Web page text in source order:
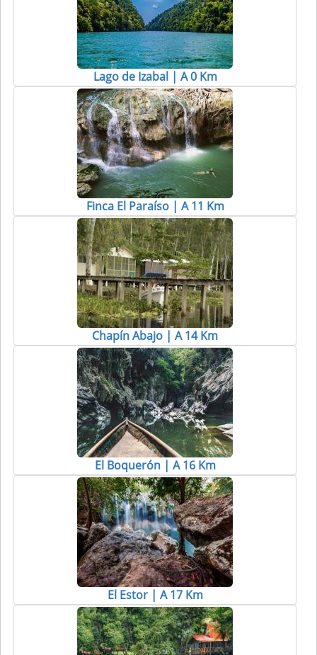
Lago de Izabal | A 0 Km
Finca El Paraíso | A 11 Km
Chapín Abajo | A 14 Km
El Boquerón | A 16 Km
El Estor | A 17 Km